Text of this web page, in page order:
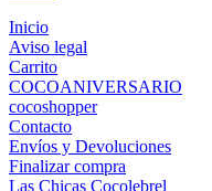
Inicio
Aviso legal
Carrito
COCOANIVERSARIO
cocoshopper
Contacto
Envíos y Devoluciones
Finalizar compra
Las Chicas Cocolebrel